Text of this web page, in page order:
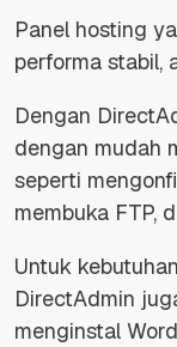
Panel hosting
performa stabil,
Dengan
dengan mudah
seperti
membuka FTP,
Untuk
DirectAdmin
menginstal